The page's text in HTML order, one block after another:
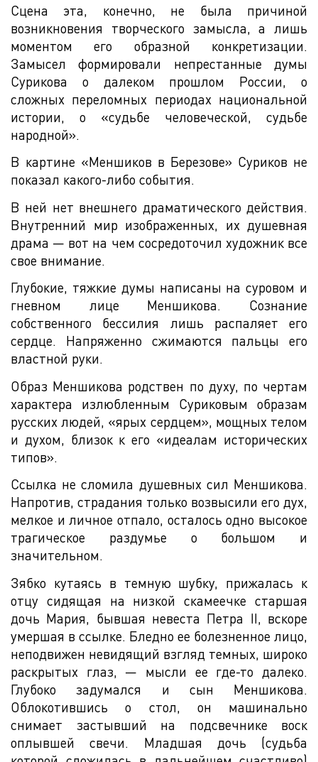
Сцена эта, конечно, не была причиной
возникновения творческого замысла, а лишь
моментом его образной конкретизации.
Замысел формировали непрестанные думы
Сурикова о далеком прошлом России, о
сложных переломных периодах национальной
истории, о «судьбе человеческой, судьбе
народной».
В картине «Меншиков в Березове» Суриков не
показал какого-либо события.
В ней нет внешнего драматического действия.
Внутренний мир изображенных, их душевная
драма — вот на чем сосредоточил художник все
свое внимание.
Глубокие, тяжкие думы написаны на суровом и
гневном лице Меншикова. Сознание
собственного бессилия лишь распаляет его
сердце. Напряженно сжимаются пальцы его
властной руки.
Образ Меншикова родствен по духу, по чертам
характера излюбленным Суриковым образам
русских людей, «ярых сердцем», мощных телом
и духом, близок к его «идеалам исторических
типов».
Ссылка не сломила душевных сил Меншикова.
Напротив, страдания только возвысили его дух,
мелкое и личное отпало, осталось одно высокое
трагическое раздумье о большом и
значительном.
Зябко кутаясь в темную шубку, прижалась к
отцу сидящая на низкой скамеечке старшая
дочь Мария, бывшая невеста Петра II, вскоре
умершая в ссылке. Бледно ее болезненное лицо,
неподвижен невидящий взгляд темных, широко
раскрытых глаз, — мысли ее где-то далеко.
Глубоко задумался и сын Меншикова.
Облокотившись о стол, он машинально
снимает застывший на подсвечнике воск
оплывшей свечи. Младшая дочь (судьба